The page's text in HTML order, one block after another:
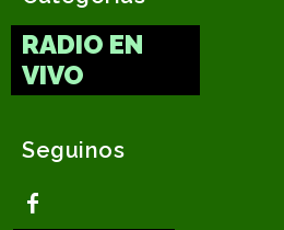
RADIO EN
VIVO
Seguinos